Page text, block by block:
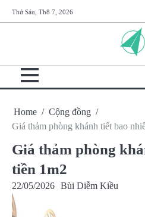
to
Thứ Sáu, Th8 7, 2026
Home
Cộng đồng
Giá thảm phòng khánh tiết bao
Giá thảm phòng
tiền 1m2
22/05/2026 Bùi Diễm Kiều